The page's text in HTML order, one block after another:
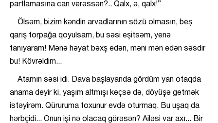
partlamasına can verəssən?.. Qalx, ə, qalx!”
Ölsəm, bizim kəndin arvadlarının sözü olmasın, beş
qarış torpağa qoyulsam, bu səsi eşitsəm, yenə
tanıyaram! Mənə həyat bəxş edən, məni mən edən səsdir
bu! Kövrəldim...
Atamın səsi idi. Dava başlayanda gördüm yan otaqda
anama deyir ki, yaşım altmışı keçsə də, döyüşə getmək
istəyirəm. Qüruruma toxunur evdə oturmaq. Bu uşaq da
hərbçidi... Onun işi nə olacaq görəsən? Ailəsi var axı... Bir